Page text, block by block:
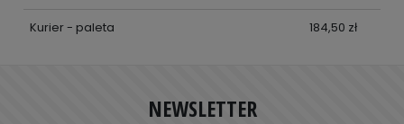
Kurier - paleta 184,50 zł
NEWSLETTER